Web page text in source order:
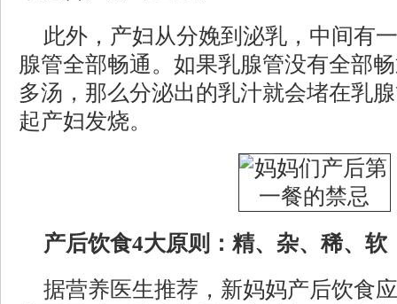
此外，产妇从分娩到泌乳，中间有
腺管全部畅通。如果乳腺管没有全部
多汤，那么分泌出的乳汁就会堵在乳
起产妇发烧。
产后饮食4大原则：精、杂、稀、软
据营养医生推荐，新妈妈产后饮食